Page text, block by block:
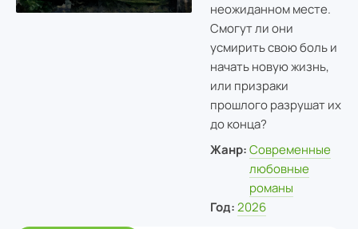
неожиданном месте.
Смогут ли они
усмирить свою боль и
начать новую жизнь,
или призраки
прошлого разрушат их
до конца?
Жанр: Современные
любовные
романы
Год: 2026